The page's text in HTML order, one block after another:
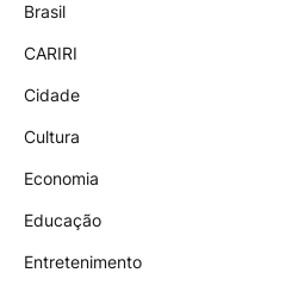
Brasil
CARIRI
Cidade
Cultura
Economia
Educação
Entretenimento